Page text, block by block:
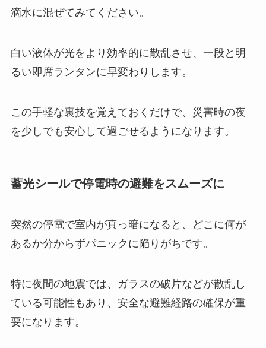
滴水に混ぜてみてください。
白い液体が光をより効率的に散乱させ、一段と明
るい即席ランタンに早変わりします。
この手軽な裏技を覚えておくだけで、災害時の夜
を少しでも安心して過ごせるようになります。
蓄光シールで停電時の避難をスムーズに
突然の停電で室内が真っ暗になると、どこに何が
あるか分からずパニックに陥りがちです。
特に夜間の地震では、ガラスの破片などが散乱し
ている可能性もあり、安全な避難経路の確保が重
要になります。